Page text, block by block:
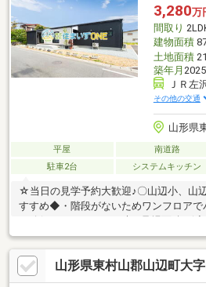
3,280万
間取り
建物面積
土地面積
築年月
ＪＲ左
その他の交通
山形県
平屋 南道路
駐車2台
システムキッチン
☆当日の見学予約大歓迎♪〇山辺小、山
すすめ◆・階段がないためワンフロアで
繕がしやすく長期的な維持管理◎住まい
タッフがお客様の住まい探しをお手伝
す。物件が少しでも気になるようでし
ださい♪住まい購入はお客様にとって不
山形県東村山郡山辺町大